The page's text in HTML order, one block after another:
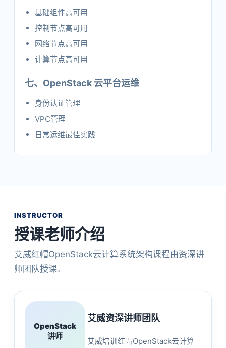
基础组件高可用
控制节点高可用
网络节点高可用
计算节点高可用
七、OpenStack 云平台运维
身份认证管理
VPC管理
日常运维最佳实践
INSTRUCTOR
授课老师介绍
艾威红帽OpenStack云计算系统架构课程由资深讲
师团队授课。
OpenStack
讲师
艾威资深讲师团队
艾威培训红帽OpenStack云计算